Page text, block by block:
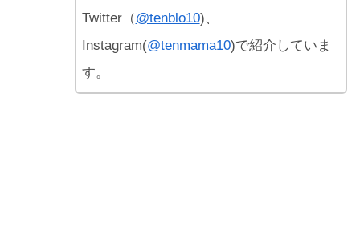
Twitter（@tenblo10)、
Instagram(@tenmama10)で紹介していま
す。